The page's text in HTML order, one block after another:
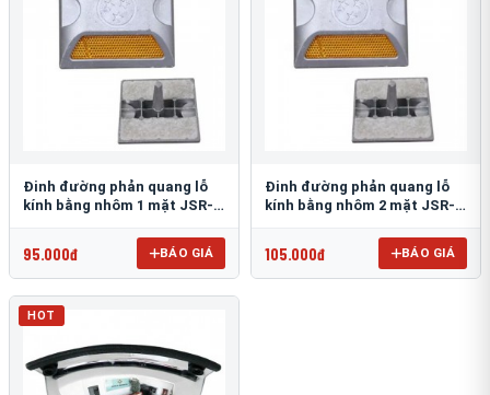
Đinh đường phản quang lỗ
kính bằng nhôm 1 mặt JSR-
95.000đ BÁO GIÁ
Đinh đường phản quang lỗ
kính bằng nhôm 2 mặt JSR-
105.000đ BÁO GIÁ
HOT